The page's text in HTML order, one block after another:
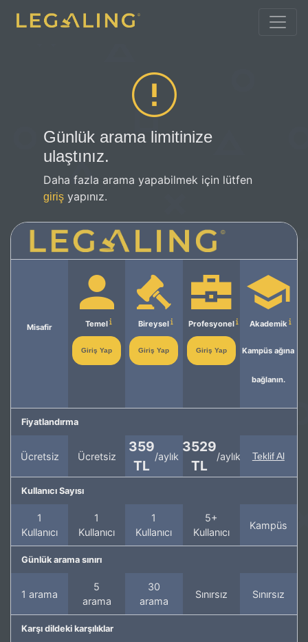
Günlük arama limitinize
ulaştınız.
Daha fazla arama yapabilmek için lütfen
giriş yapınız.
Misafir Temel
Giriş Yap
Bireysel
Giriş Yap
Profesyonel
Giriş Yap
Akademik
Kampüs ağına
bağlanın.
Fiyatlandırma
Ücretsiz Ücretsiz
359
TL
/aylık
3529
TL
/aylık Teklif Al
Kullanıcı Sayısı
1
Kullanıcı
1
Kullanıcı
1
Kullanıcı
5+
Kullanıcı
Kampüs
Günlük arama sınırı
1 arama
5
arama
30
arama
Sınırsız Sınırsız
Karşı dildeki karşılıklar